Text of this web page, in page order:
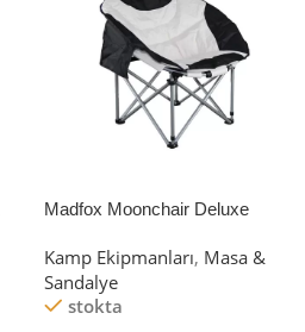
Madfox Moonchair Deluxe
Siyah/Gri
Kamp Ekipmanları, Masa &
Sandalye
stokta